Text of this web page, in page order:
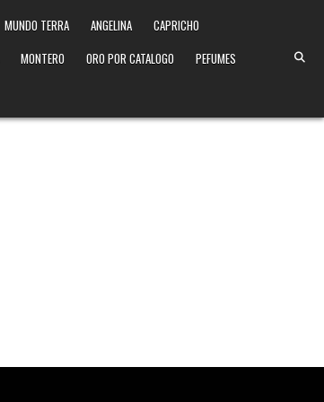
MUNDO TERRA ANGELINA
CAPRICHO
MONTERO ORO POR CATALOGO
PEFUMES